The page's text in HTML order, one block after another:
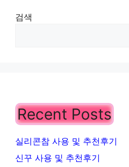
검색
Recent Posts
실리콘참 사용 및 추천후기
신꾸 사용 및 추천후기